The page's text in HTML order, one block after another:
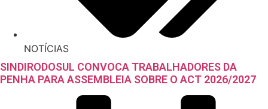
NOTÍCIAS
SINDIRODOSUL CONVOCA TRABALHADORES DA
PENHA PARA ASSEMBLEIA SOBRE O ACT 2026/2027